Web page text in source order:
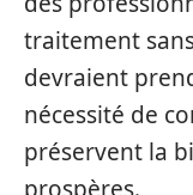
traitement
devraient
nécessité de
préservent la